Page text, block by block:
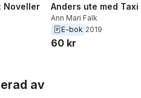
Noveller
Totalt antal röster:
Anders ute med Taxi
Ann Mari Falk
E-bok 2019
60 kr
av